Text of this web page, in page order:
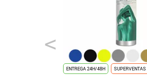
ENTREGA 24H/48H SUPERVENTAS